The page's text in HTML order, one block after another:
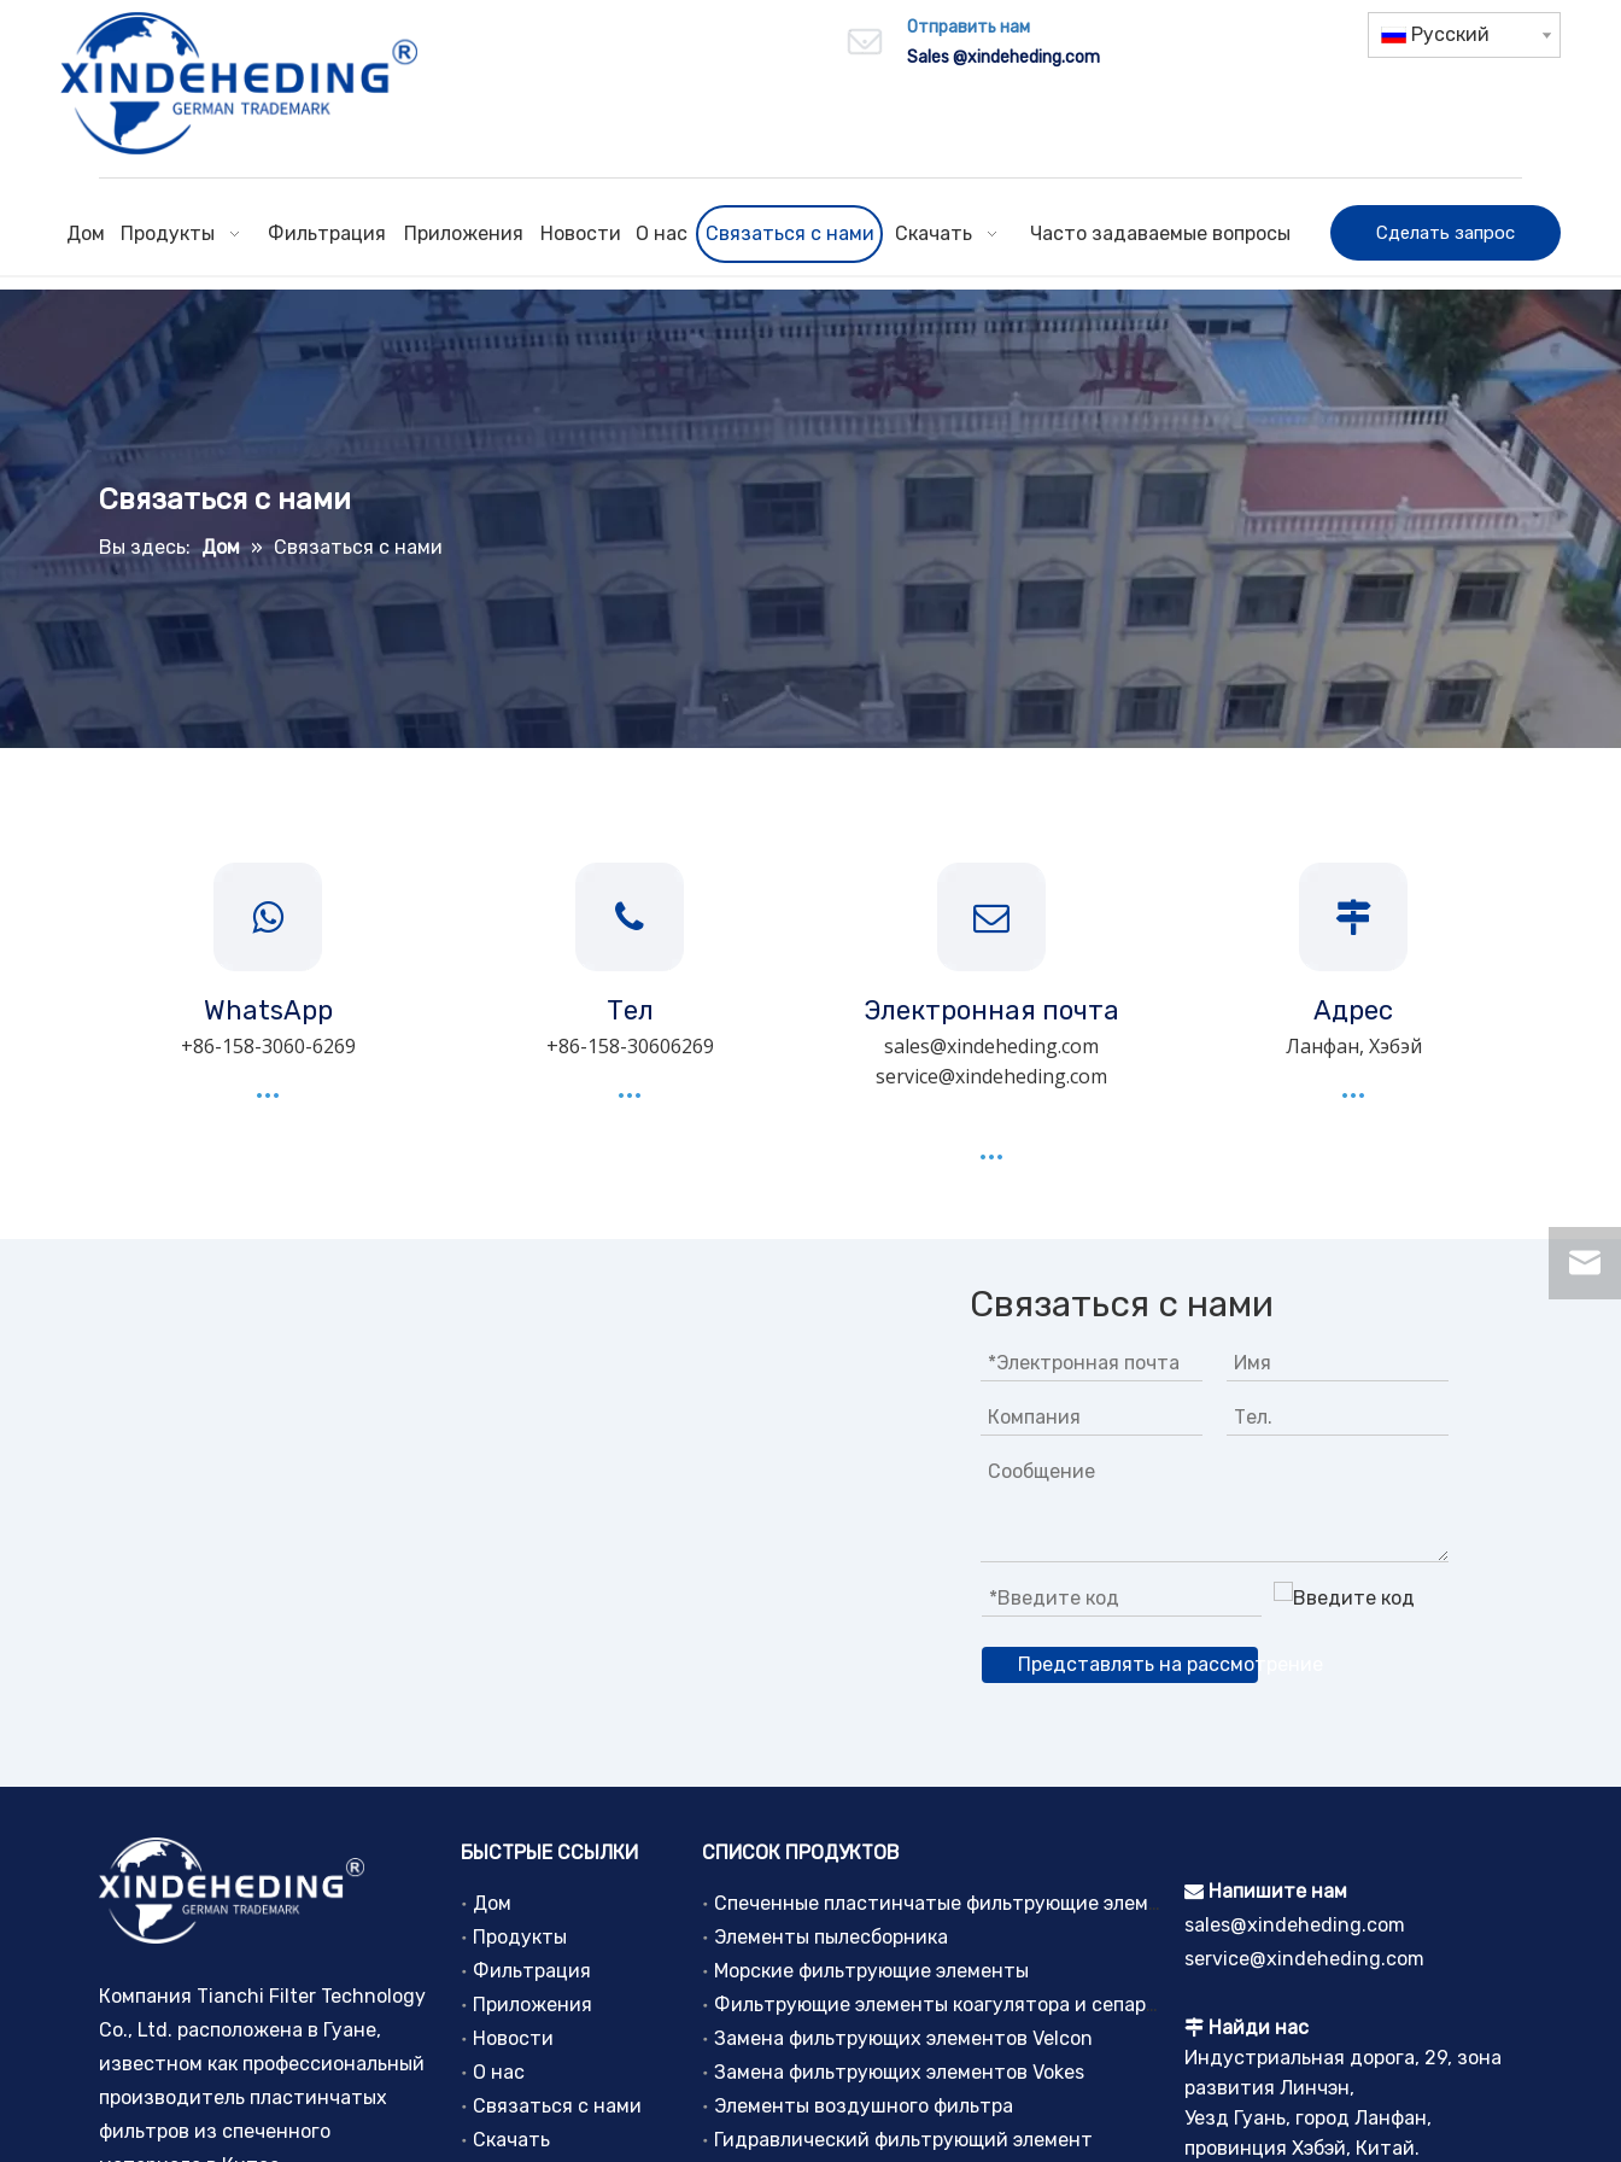
Отправить нам
Sales@xindeheding.com
Pусский
Дом Продукты Фильтрация Приложения Новости О нас Связаться с нами Скачать Часто задаваемые вопросы Сделать запрос
Связаться с нами
Вы здесь: Дом » Связаться с нами
WhatsApp
+86-158-3060-6269
Тел
+86-158-30606269
Электронная почта
sales@xindeheding.com
service@xindeheding.com
Адрес
Ланфан, Хэбэй
Связаться с нами
Представлять на рассмотрение
Компания Tianchi Filter Technology
Co., Ltd. расположена в Гуане,
известном как профессиональный
производитель пластинчатых
фильтров из спеченного
БЫСТРЫЕ ССЫЛКИ
Дом
Продукты
Фильтрация
Приложения
Новости
О нас
Связаться с нами
Скачать
СПИСОК ПРОДУКТОВ
Спеченные пластинчатые фильтрующие элементы
Элементы пылесборника
Морские фильтрующие элементы
Фильтрующие элементы коагулятора и сепаратора
Замена фильтрующих элементов Velcon
Замена фильтрующих элементов Vokes
Элементы воздушного фильтра
Гидравлический фильтрующий элемент
 Напишите нам
sales@xindeheding.com
service@xindeheding.com
 Найди нас
Индустриальная дорога, 29, зона
развития Линчэн,
Уезд Гуань, город Ланфан,
провинция Хэбэй, Китай.